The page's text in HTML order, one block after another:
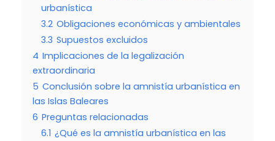
urbanística
3.2 Obligaciones económicas y ambientales
3.3 Supuestos excluidos
4 Implicaciones de la legalización
extraordinaria
5 Conclusión sobre la amnistía urbanística en
las Islas Baleares
6 Preguntas relacionadas
6.1 ¿Qué es la amnistía urbanística en las